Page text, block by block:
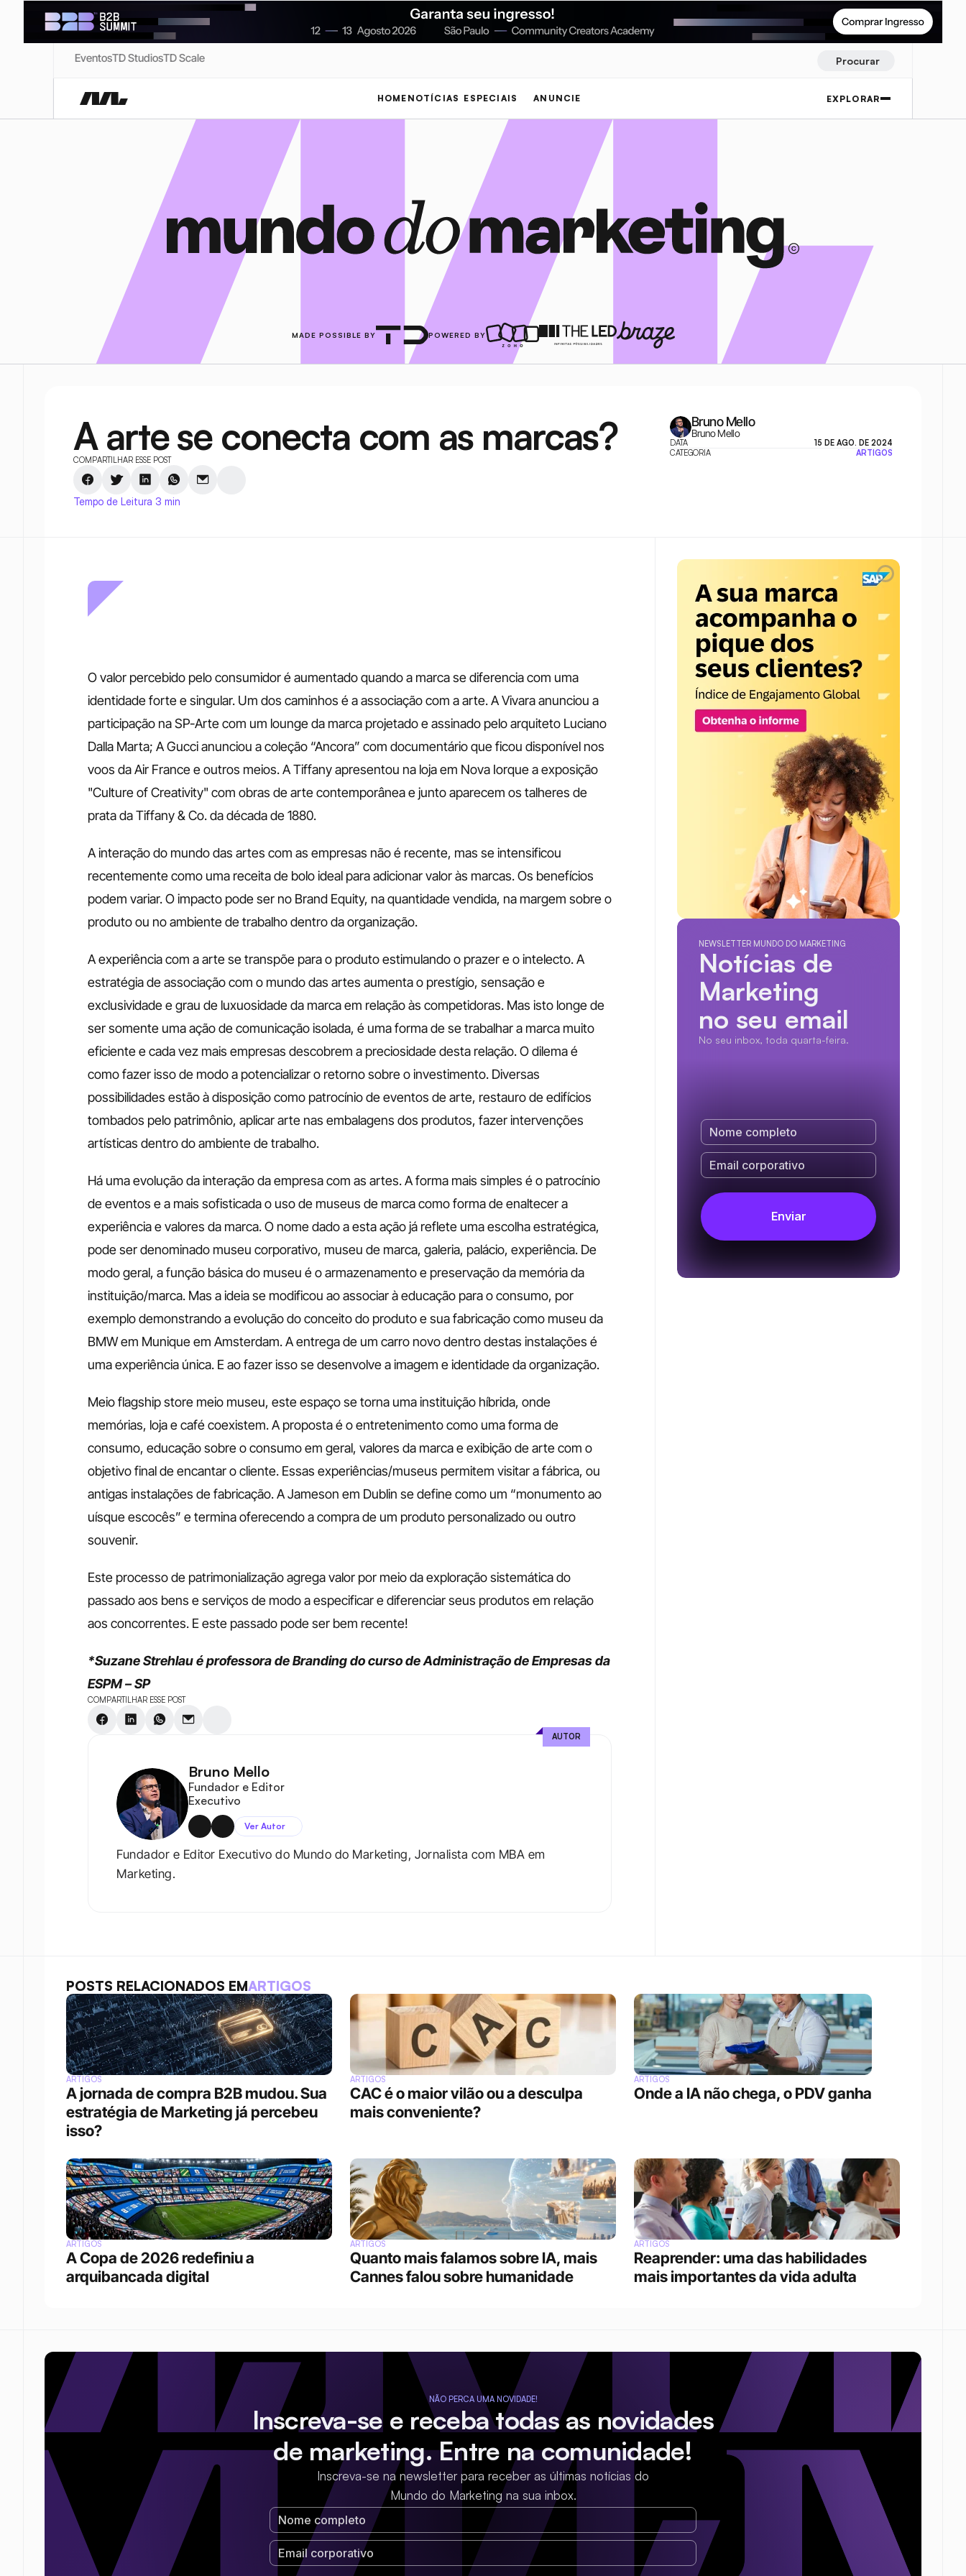
EventosTD StudiosTD Scale Procurar
HOME NOTÍCIAS ESPECIAIS ANUNCIE EXPLORAR
MADE POSSIBLE BY POWERED BY
A arte se conecta com as marcas?
COMPARTILHAR ESSE POST
Tempo de Leitura 3 min
Bruno Mello
Bruno Mello
DATA
15 DE AGO. DE 2024
CATEGORIA
ARTIGOS
O valor percebido pelo consumidor é aumentado quando a marca se diferencia com uma
identidade forte e singular. Um dos caminhos é a associação com a arte. A Vivara anunciou a
participação na SP-Arte com um lounge da marca projetado e assinado pelo arquiteto Luciano
Dalla Marta; A Gucci anunciou a coleção “Ancora” com documentário que ficou disponível nos
voos da Air France e outros meios. A Tiffany apresentou na loja em Nova Iorque a exposição
"Culture of Creativity" com obras de arte contemporânea e junto aparecem os talheres de
prata da Tiffany & Co. da década de 1880.
A interação do mundo das artes com as empresas não é recente, mas se intensificou
recentemente como uma receita de bolo ideal para adicionar valor às marcas. Os benefícios
podem variar. O impacto pode ser no Brand Equity, na quantidade vendida, na margem sobre o
produto ou no ambiente de trabalho dentro da organização.
A experiência com a arte se transpõe para o produto estimulando o prazer e o intelecto. A
estratégia de associação com o mundo das artes aumenta o prestígio, sensação e
exclusividade e grau de luxuosidade da marca em relação às competidoras. Mas isto longe de
ser somente uma ação de comunicação isolada, é uma forma de se trabalhar a marca muito
eficiente e cada vez mais empresas descobrem a preciosidade desta relação. O dilema é
como fazer isso de modo a potencializar o retorno sobre o investimento. Diversas
possibilidades estão à disposição como patrocínio de eventos de arte, restauro de edifícios
tombados pelo patrimônio, aplicar arte nas embalagens dos produtos, fazer intervenções
artísticas dentro do ambiente de trabalho.
Há uma evolução da interação da empresa com as artes. A forma mais simples é o patrocínio
de eventos e a mais sofisticada o uso de museus de marca como forma de enaltecer a
experiência e valores da marca. O nome dado a esta ação já reflete uma escolha estratégica,
pode ser denominado museu corporativo, museu de marca, galeria, palácio, experiência. De
modo geral, a função básica do museu é o armazenamento e preservação da memória da
instituição/marca. Mas a ideia se modificou ao associar à educação para o consumo, por
exemplo demonstrando a evolução do conceito do produto e sua fabricação como museu da
BMW em Munique em Amsterdam. A entrega de um carro novo dentro destas instalações é
uma experiência única. E ao fazer isso se desenvolve a imagem e identidade da organização.
Meio flagship store meio museu, este espaço se torna uma instituição híbrida, onde
memórias, loja e café coexistem. A proposta é o entretenimento como uma forma de
consumo, educação sobre o consumo em geral, valores da marca e exibição de arte com o
objetivo final de encantar o cliente. Essas experiências/museus permitem visitar a fábrica, ou
antigas instalações de fabricação. A Jameson em Dublin se define como um “monumento ao
uísque escocês” e termina oferecendo a compra de um produto personalizado ou outro
souvenir.
Este processo de patrimonialização agrega valor por meio da exploração sistemática do
passado aos bens e serviços de modo a especificar e diferenciar seus produtos em relação
aos concorrentes. E este passado pode ser bem recente!
*Suzane Strehlau é professora de Branding do curso de Administração de Empresas da
ESPM – SP
COMPARTILHAR ESSE POST
Bruno Mello
Fundador e Editor
Executivo
Ver Autor
Fundador e Editor Executivo do Mundo do Marketing, Jornalista com MBA em
Marketing.
AUTOR
NEWSLETTER MUNDO DO MARKETING
Notícias de
Marketing
no seu email
No seu inbox, toda quarta-feira.
POSTS RELACIONADOS EMARTIGOS
ARTIGOS
A jornada de compra B2B mudou. Sua
estratégia de Marketing já percebeu
isso?
ARTIGOS
CAC é o maior vilão ou a desculpa
mais conveniente?
ARTIGOS
Onde a IA não chega, o PDV ganha
ARTIGOS
A Copa de 2026 redefiniu a
arquibancada digital
ARTIGOS
Quanto mais falamos sobre IA, mais
Cannes falou sobre humanidade
ARTIGOS
Reaprender: uma das habilidades
mais importantes da vida adulta
NÃO PERCA UMA NOVIDADE!
Inscreva-se e receba todas as novidades
de marketing. Entre na comunidade!
Inscreva-se na newsletter para receber as últimas notícias do
Mundo do Marketing na sua inbox.